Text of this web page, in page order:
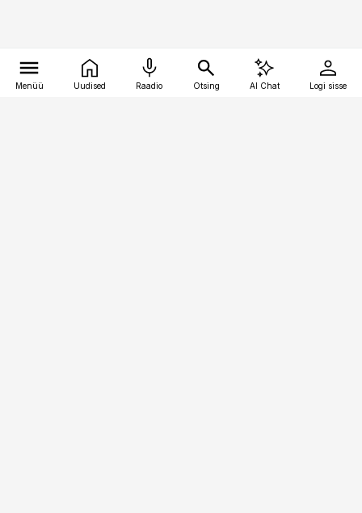
Menüü Uudised Raadio Otsing AI Chat Logi sisse